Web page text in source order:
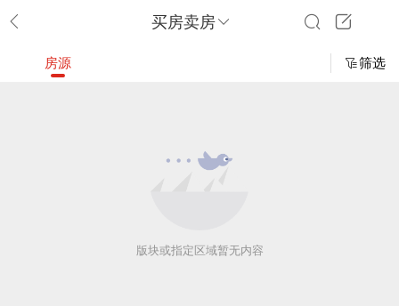
买房卖房
房源 筛选
版块或指定区域暂无内容